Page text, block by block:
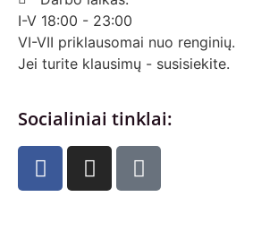
I-V 18:00 - 23:00
VI-VII priklausomai nuo renginių.
Jei turite klausimų - susisiekite.
Socialiniai tinklai: